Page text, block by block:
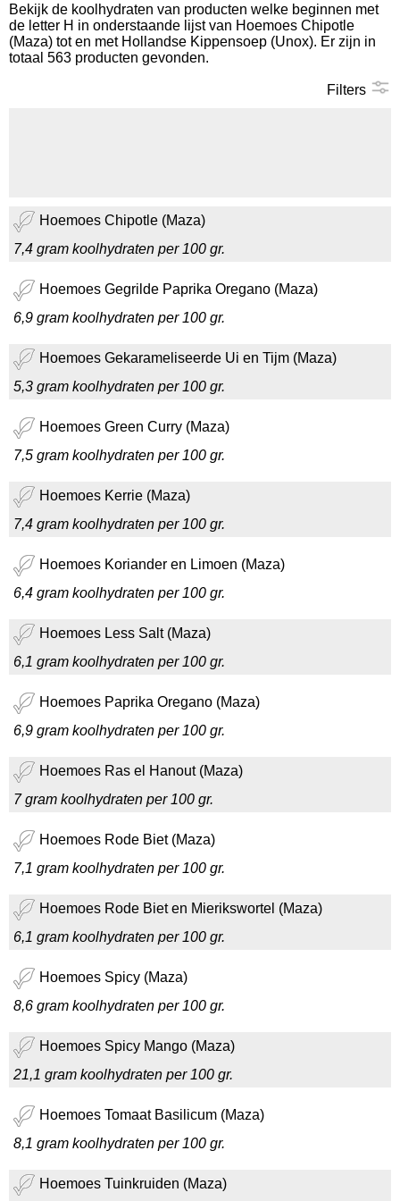
Koolhydraten tellen
Bekijk de koolhydraten van producten welke beginnen met
de letter H in onderstaande lijst van Hoemoes Chipotle
(Maza) tot en met Hollandse Kippensoep (Unox). Er zijn in
totaal 563 producten gevonden.
Filters
Hoemoes Chipotle (Maza)
7,4 gram koolhydraten per 100 gr.
Hoemoes Gegrilde Paprika Oregano (Maza)
6,9 gram koolhydraten per 100 gr.
Hoemoes Gekarameliseerde Ui en Tijm (Maza)
5,3 gram koolhydraten per 100 gr.
Hoemoes Green Curry (Maza)
7,5 gram koolhydraten per 100 gr.
Hoemoes Kerrie (Maza)
7,4 gram koolhydraten per 100 gr.
Hoemoes Koriander en Limoen (Maza)
6,4 gram koolhydraten per 100 gr.
Hoemoes Less Salt (Maza)
6,1 gram koolhydraten per 100 gr.
Hoemoes Paprika Oregano (Maza)
6,9 gram koolhydraten per 100 gr.
Hoemoes Ras el Hanout (Maza)
7 gram koolhydraten per 100 gr.
Hoemoes Rode Biet (Maza)
7,1 gram koolhydraten per 100 gr.
Hoemoes Rode Biet en Mierikswortel (Maza)
6,1 gram koolhydraten per 100 gr.
Hoemoes Spicy (Maza)
8,6 gram koolhydraten per 100 gr.
Hoemoes Spicy Mango (Maza)
21,1 gram koolhydraten per 100 gr.
Hoemoes Tomaat Basilicum (Maza)
8,1 gram koolhydraten per 100 gr.
Hoemoes Tuinkruiden (Maza)